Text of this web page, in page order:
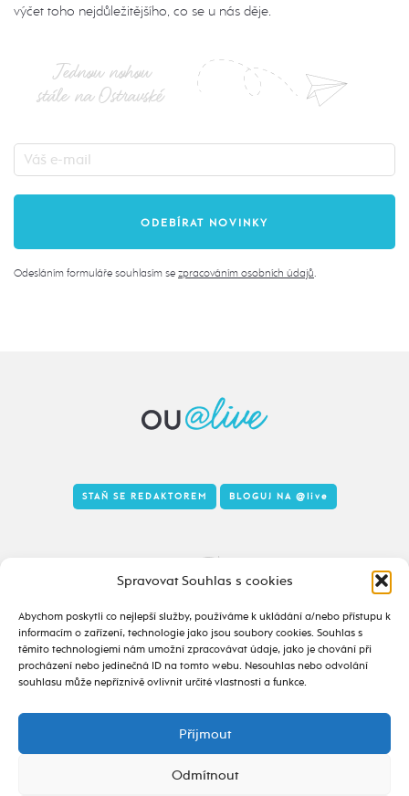
Spravovat Souhlas s cookies
Abychom poskytli co nejlepší služby, používáme k ukládání a/nebo přístupu k
informacím o zařízení, technologie jako jsou soubory cookies. Souhlas s
těmito technologiemi nám umožní zpracovávat údaje, jako je chování při
procházení nebo jedinečná ID na tomto webu. Nesouhlas nebo odvolání
souhlasu může nepříznivě ovlivnit určité vlastnosti a funkce.
Příjmout
Odmítnout
výčet toho nejdůležitějšího, co se u nás děje.
Jednou nohou
stále na Ostravské
Odesláním formuláře souhlasím se zpracováním osobních údajů.
Tady to taky žije
alive.osu.cz- ISSN 2695-0022
design od
STAŇ SE REDAKTOREM BLOGUJ NA @live